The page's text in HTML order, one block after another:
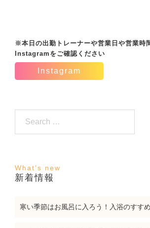
※本日の出勤トレーナーや営業日や営業時
Instagramをご確認ください
Instagram
新着情報
寒い季節はお風呂に入ろう！入浴のすすめ